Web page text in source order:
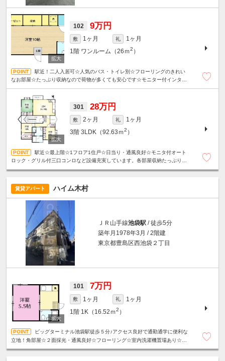
102 9万円
敷 1ヶ月 礼
1ヶ月
1階 ワンルーム（26ｍ2 ）
駅近！二人入居可☆人気のバス・トイレ別☆フローリングのきれい
なお部屋☆たっぷり収納なので荷物が多くても安心です☆モニター付インター
301 28万円
敷 2ヶ月 礼
1ヶ月
3階 3LDK（92.63ｍ2 ）
駅近☆最上階☆1フロア1住戸☆日当り・通風良好☆モニタ付オート
ロック・グリル付三口コンロなど設備充実しています。各部屋収納たっぷり・
賃貸アパート ハイム木村
ＪＲ山手線池袋駅 / 徒歩5分
築年月1978年3月 / 2階建
東京都豊島区西池袋２丁目
101 7万円
敷 1ヶ月 礼
1ヶ月
1階 1K（16.52ｍ2 ）
ビッグターミナル池袋駅徒歩５分♪アクセス良好で通勤通学に便利な
立地！角部屋☆２面採光・通風良好☆フローリング☆室内洗濯機置場あり☆ユ